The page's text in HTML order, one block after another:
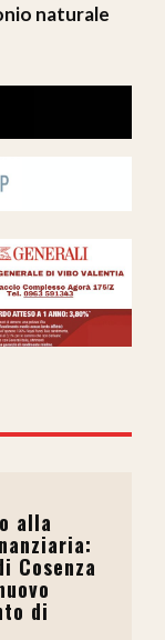
naturale
alla
Cosenza
di